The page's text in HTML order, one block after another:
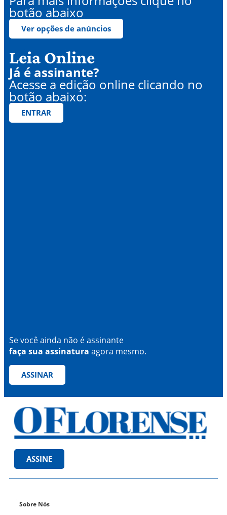
botão abaixo
Ver opções de anúncios
Leia Online
Já é assinante?
Acesse a edição online clicando no
botão abaixo:
ENTRAR
Se você ainda não é assinante
faça sua assinatura agora mesmo.
ASSINAR
ASSINE
Sobre Nós